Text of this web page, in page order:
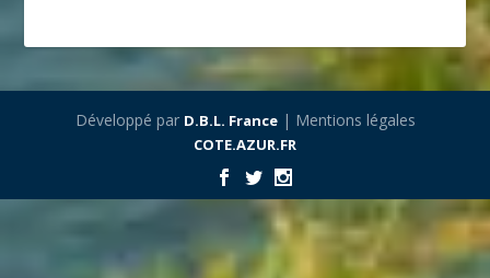
Développé par D.B.L. France| Mentions légales
COTE.AZUR.FR